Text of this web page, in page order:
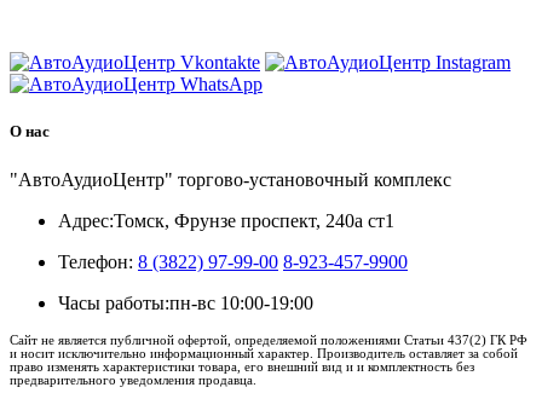
О нас
"АвтоАудиоЦентр" торгово-установочный комплекс
Адрес:Томск, Фрунзе проспект, 240а ст1
Телефон: 8 (3822) 97-99-00 8-923-457-9900
Часы работы:пн-вс 10:00-19:00
Сайт не является публичной офертой, определяемой положениями Статьи 437(2) ГК РФ
и носит исключительно информационный характер. Производитель оставляет за собой
право изменять характеристики товара, его внешний вид и и комплектность без
предварительного уведомления продавца.